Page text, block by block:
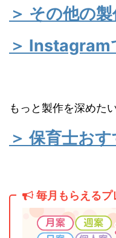
＞ その他の
＞ Instagram
もっと製作を深めた
＞ 保育士お
毎月もらえるプ